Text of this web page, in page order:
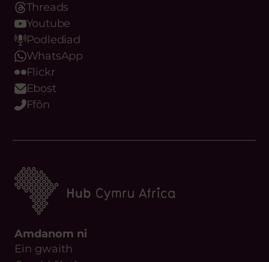
Threads
Youtube
Podlediad
WhatsApp
Flickr
Ebost
Ffôn
Amdanom ni
Ein gwaith